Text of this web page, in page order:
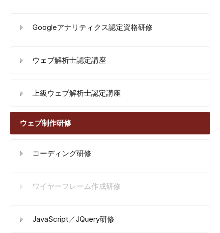
Googleアナリティクス認定資格研修
ウェブ解析士認定講座
上級ウェブ解析士認定講座
ウェブ制作研修
コーディング研修
ワイヤーフレーム作成研修
JavaScript／JQuery研修